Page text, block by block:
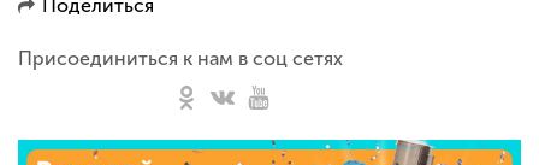
Поделиться
Присоединиться к нам в соц сетях